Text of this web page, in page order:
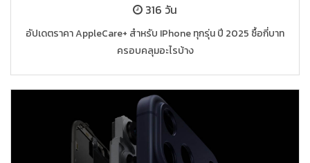
316 วัน
อัปเดตราคา AppleCare+ สำหรับ IPhone ทุกรุ่น ปี 2025 ซื้อกี่บาท
ครอบคลุมอะไรบ้าง